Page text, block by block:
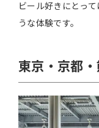
ビール好きにとっ
うな体験です。
東京・京都